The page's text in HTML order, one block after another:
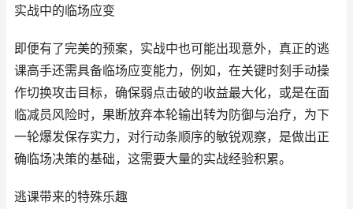
实战中的临场应变
即便有了完美的预案，实战中也可能出现意外，真正的逃
课高手还需具备临场应变能力，例如，在关键时刻手动操
作切换攻击目标，确保弱点击破的收益最大化，或是在面
临减员风险时，果断放弃本轮输出转为防御与治疗，为下
一轮爆发保存实力，对行动条顺序的敏锐观察，是做出正
确临场决策的基础，这需要大量的实战经验积累。
逃课带来的特殊乐趣